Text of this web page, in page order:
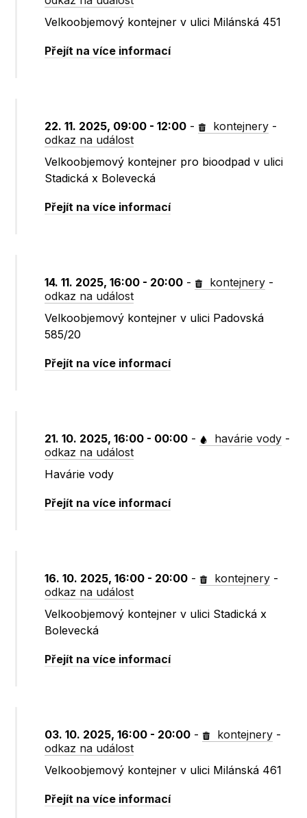
Velkoobjemový kontejner v ulici Milánská 451
Přejít na více informací
22. 11. 2025, 09:00 - 12:00 - kontejnery -
odkaz na událost
Velkoobjemový kontejner pro bioodpad v ulici
Stadická x Bolevecká
Přejít na více informací
14. 11. 2025, 16:00 - 20:00 - kontejnery -
odkaz na událost
Velkoobjemový kontejner v ulici Padovská
585/20
Přejít na více informací
21. 10. 2025, 16:00 - 00:00 - havárie vody -
odkaz na událost
Havárie vody
Přejít na více informací
16. 10. 2025, 16:00 - 20:00 - kontejnery -
odkaz na událost
Velkoobjemový kontejner v ulici Stadická x
Bolevecká
Přejít na více informací
03. 10. 2025, 16:00 - 20:00 - kontejnery -
odkaz na událost
Velkoobjemový kontejner v ulici Milánská 461
Přejít na více informací